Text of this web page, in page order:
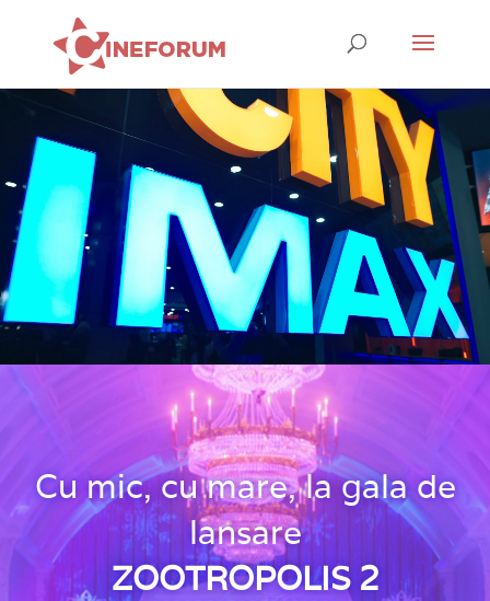
Cu mic, cu mare, la gala de
lansare
ZOOTROPOLIS 2